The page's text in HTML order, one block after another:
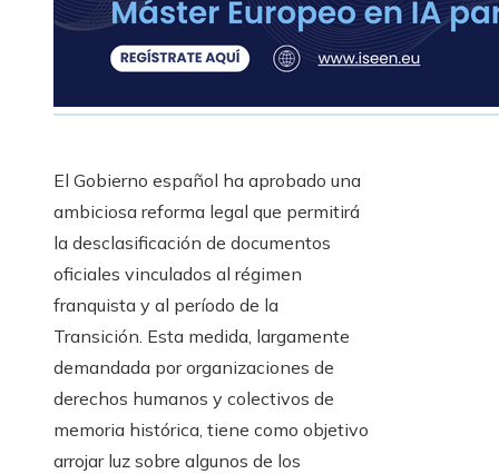
El Gobierno español ha aprobado una
ambiciosa reforma legal que permitirá
la desclasificación de documentos
oficiales vinculados al régimen
franquista y al período de la
Transición. Esta medida, largamente
demandada por organizaciones de
derechos humanos y colectivos de
memoria histórica, tiene como objetivo
arrojar luz sobre algunos de los